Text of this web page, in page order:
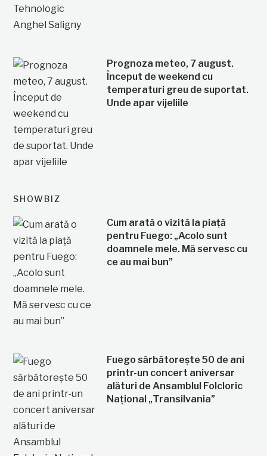
Prognoza meteo, 7 august.
Început de weekend cu
temperaturi greu de suportat.
Unde apar vijeliile
SHOWBIZ
Cum arată o vizită la piață
pentru Fuego: „Acolo sunt
doamnele mele. Mă servesc cu
ce au mai bun”
Fuego sărbătorește 50 de ani
printr-un concert aniversar
alături de Ansamblul Folcloric
Național „Transilvania”